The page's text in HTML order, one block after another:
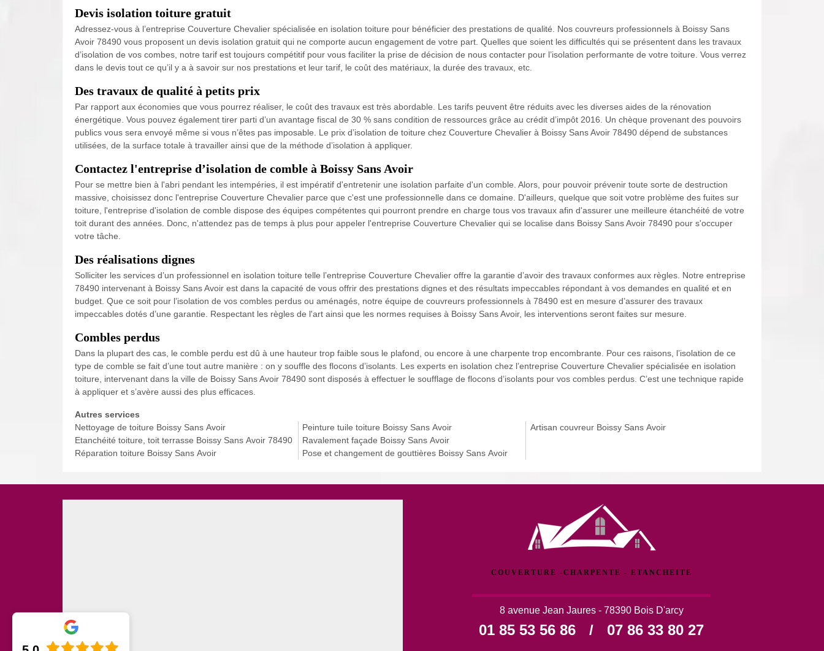
Devis isolation toiture gratuit
Adressez-vous à l’entreprise Couverture Chevalier spécialisée en isolation toiture pour bénéficier des prestations de qualité. Nos couvreurs professionnels à Boissy Sans
Avoir 78490 vous proposent un devis isolation gratuit qui ne comporte aucun engagement de votre part. Quelles que soient les difficultés qui se présentent dans les travaux
d’isolation de vos combes, notre tarif est toujours compétitif pour vous faciliter la prise de décision de nous contacter pour l’isolation performante de votre toiture. Vous verrez
dans le devis tout ce qu’il y a à savoir sur nos prestations et leur tarif, le coût des matériaux, la durée des travaux, etc.
Des travaux de qualité à petits prix
Par rapport aux économies que vous pourrez réaliser, le coût des travaux est très abordable. Les tarifs peuvent être réduits avec les diverses aides de la rénovation
énergétique. Vous pouvez également tirer parti d’un avantage fiscal de 30 % sans condition de ressources grâce au crédit d’impôt 2016. Un chèque provenant des pouvoirs
publics vous sera envoyé même si vous n’êtes pas imposable. Le prix d’isolation de toiture chez Couverture Chevalier à Boissy Sans Avoir 78490 dépend de substances
utilisées, de la surface totale à travailler ainsi que de la méthode d’isolation à appliquer.
Contactez l'entreprise d’isolation de comble à Boissy Sans Avoir
Pour se mettre bien à l'abri pendant les intempéries, il est impératif d'entretenir une isolation parfaite d'un comble. Alors, pour pouvoir prévenir toute sorte de destruction
massive, choisissez donc l'entreprise Couverture Chevalier parce que c'est une professionnelle dans ce domaine. D'ailleurs, quelque que soit votre problème des fuites sur
toiture, l'entreprise d'isolation de comble dispose des équipes compétentes qui pourront prendre en charge tous vos travaux afin d'assurer une meilleure étanchéité de votre
toit durant des années. Donc, n'attendez pas de temps à plus pour appeler l'entreprise Couverture Chevalier qui se localise dans Boissy Sans Avoir 78490 pour s'occuper
votre tâche.
Des réalisations dignes
Solliciter les services d’un professionnel en isolation toiture telle l’entreprise Couverture Chevalier offre la garantie d’avoir des travaux conformes aux règles. Notre entreprise
78490 intervenant à Boissy Sans Avoir est dans la capacité de vous offrir des prestations dignes et des résultats impeccables répondant à vos demandes en qualité et en
budget. Que ce soit pour l’isolation de vos combles perdus ou aménagés, notre équipe de couvreurs professionnels à 78490 est en mesure d’assurer des travaux
impeccables dotés d’une garantie. Respectant les règles de l'art ainsi que les normes requises à Boissy Sans Avoir, les interventions seront faites sur mesure.
Combles perdus
Dans la plupart des cas, le comble perdu est dû à une hauteur trop faible sous le plafond, ou encore à une charpente trop encombrante. Pour ces raisons, l’isolation de ce
type de comble se fait d’une tout autre manière : on y souffle des flocons d’isolants. Les experts en isolation chez l’entreprise Couverture Chevalier spécialisée en isolation
toiture, intervenant dans la ville de Boissy Sans Avoir 78490 sont disposés à effectuer le soufflage de flocons d’isolants pour vos combles perdus. C’est une technique rapide
à appliquer et s’avère aussi des plus efficaces.
Autres services
Nettoyage de toiture Boissy Sans Avoir
Etanchéité toiture, toit terrasse Boissy Sans Avoir 78490
Réparation toiture Boissy Sans Avoir
Peinture tuile toiture Boissy Sans Avoir
Ravalement façade Boissy Sans Avoir
Pose et changement de gouttières Boissy Sans Avoir
Artisan couvreur Boissy Sans Avoir
COUVERTURE -CHARPENTE - ETANCHEITE
8 avenue Jean Jaures - 78390 Bois D'arcy
01 85 53 56 86 / 07 86 33 80 27